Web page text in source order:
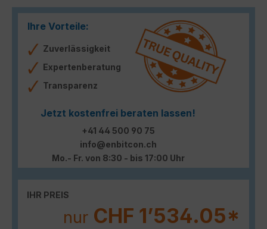
Ihre Vorteile:
Zuverlässigkeit
Expertenberatung
Transparenz
Jetzt kostenfrei beraten lassen!
+41 44 500 90 75
info@enbitcon.ch
Mo.- Fr. von 8:30 - bis 17:00 Uhr
IHR PREIS
nur CHF 1’534.05*